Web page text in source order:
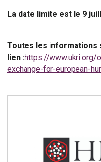
La date limite est le 9
Toutes les informations
lien :https://www.ukri.org/
exchange-for-european-